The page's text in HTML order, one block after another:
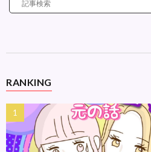
RANKING